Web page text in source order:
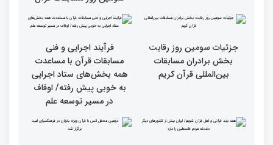
گزارش تصویری بازدید
متسابقین چهلمین دوره
مسابقات بین المللی قرآن
کریم از حسینیه جماران
دیدار متسابقان با
دکترخاموشی تا خوشنویسی
آیات منتخب/ حاشیه های
سومین روز مسابقات قرآن